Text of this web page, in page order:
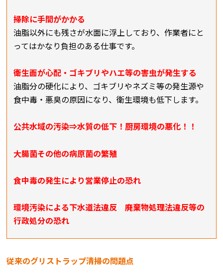
掃除に手間がかかる
油脂以外にも残さが水面に浮上しており、作業者にと
ってはかなり負担のある仕事です。
衛生面が心配・ゴキブリやハエ等の害虫が発生する
油脂分の硬化により、ゴキブリやネズミ等の発生源や
食中毒・悪臭の原因になり、衛生環境も低下します。
公共水域の汚染⇒水質の低下！厨房環境の悪化！！
大腸菌その他の病原菌の繁殖
食中毒の発生により営業停止の恐れ
環境汚染による下水道法違反 廃棄物処理法違反等の
行政処分の恐れ
従来のグリストラップ清掃の問題点